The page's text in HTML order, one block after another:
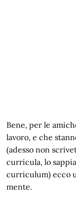
Bene, per le
lavoro, e che
(adesso non
curricula, lo
curriculum) ecco
mente.